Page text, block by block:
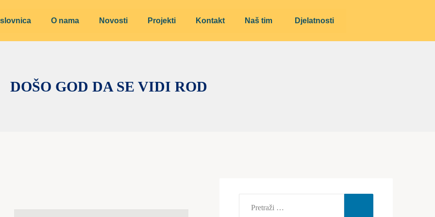
O nama Novosti Projekti Kontakt Naš tim Djelatnosti
DOŠO GOD DA SE VIDI ROD